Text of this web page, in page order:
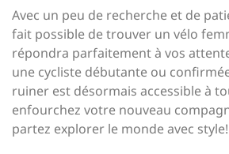
Avec un peu de recherche et de
fait possible de trouver un vélo
répondra parfaitement à vos
une cycliste débutante ou
ruiner est désormais accessible à
enfourchez votre nouveau
partez explorer le monde avec style!